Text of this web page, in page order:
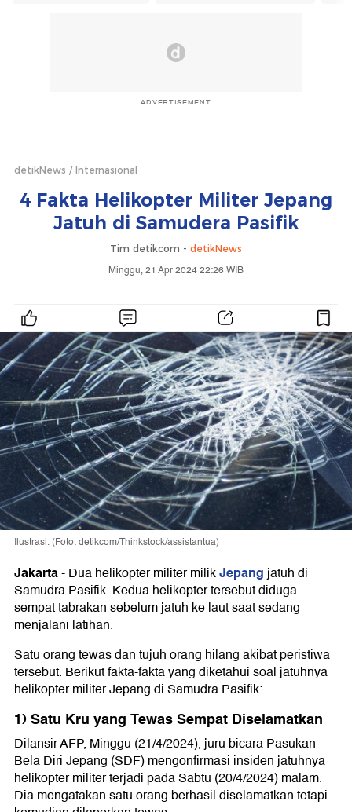
ADVERTISEMENT
detikNews Internasional
4 Fakta Helikopter Militer Jepang
Jatuh di Samudera Pasifik
Tim detikcom - detikNews
Minggu, 21 Apr 2024 22:26 WIB
Ilustrasi. (Foto: detikcom/Thinkstock/assistantua)
Jakarta-Dua helikopter militer milikJepangjatuh di
Samudra Pasifik. Kedua helikopter tersebut diduga
sempat tabrakan sebelum jatuh ke laut saat sedang
menjalani latihan.
Satu orang tewas dan tujuh orang hilang akibat peristiwa
tersebut. Berikut fakta-fakta yang diketahui soal jatuhnya
helikopter militer Jepang di Samudra Pasifik:
1) Satu Kru yang Tewas Sempat Diselamatkan
Dilansir AFP, Minggu (21/4/2024), juru bicara Pasukan
Bela Diri Jepang (SDF) mengonfirmasi insiden jatuhnya
helikopter militer terjadi pada Sabtu (20/4/2024) malam.
Dia mengatakan satu orang berhasil diselamatkan tetapi